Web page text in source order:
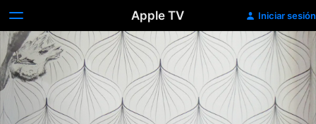
Apple TV Iniciar sesión